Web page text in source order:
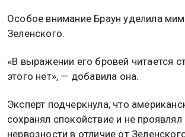
Особое внимание Браун уделила
Зеленского.
«В выражении его бровей читается
этого нет», — добавила она.
Эксперт подчеркнула, что
сохранял спокойствие и не
нервозности в отличие от